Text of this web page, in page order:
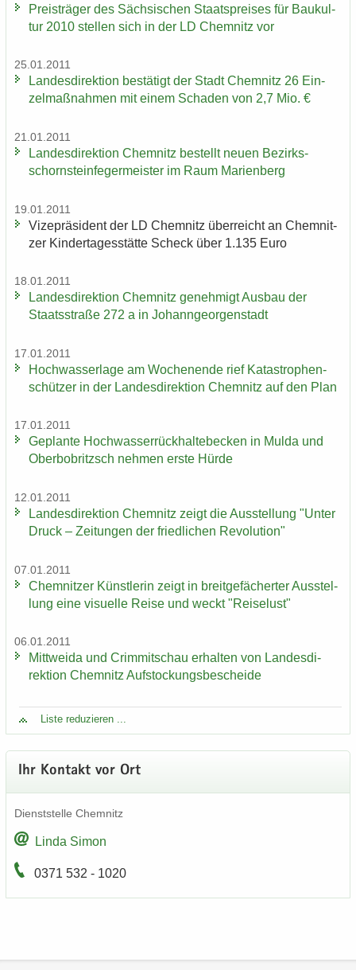
Preis­trä­ger des Säch­si­schen Staats­prei­ses für Bau­kul­
tur 2010 stel­len sich in der LD Chem­nitz vor
25.01.2011
Lan­des­di­rek­ti­on be­stä­tigt der Stadt Chem­nitz 26 Ein­
zel­maß­nah­men mit einem Scha­den von 2,7 Mio. €
21.01.2011
Lan­des­di­rek­ti­on Chem­nitz be­stellt neuen Be­zirks­
schorn­stein­fe­ger­meis­ter im Raum Ma­ri­en­berg
19.01.2011
Vi­ze­prä­si­dent der LD Chem­nitz über­reicht an Chem­nit­
zer Kin­der­ta­ges­stät­te Scheck über 1.135 Euro
18.01.2011
Lan­des­di­rek­ti­on Chem­nitz ge­neh­migt Aus­bau der
Staats­stra­ße 272 a in Jo­hann­ge­or­gen­stadt
17.01.2011
Hoch­was­ser­la­ge am Wo­chen­en­de rief Ka­ta­stro­phen­
schüt­zer in der Lan­des­di­rek­ti­on Chem­nitz auf den Plan
17.01.2011
Ge­plan­te Hoch­was­ser­rück­hal­te­be­cken in Mulda und
Ober­bobritzsch neh­men erste Hürde
12.01.2011
Lan­des­di­rek­ti­on Chem­nitz zeigt die Aus­stel­lung "Unter
Druck – Zei­tun­gen der fried­li­chen Re­vo­lu­ti­on"
07.01.2011
Chem­nit­zer Künst­le­rin zeigt in breit­ge­fä­cher­ter Aus­stel­
lung eine vi­su­el­le Reise und weckt "Rei­se­lust"
06.01.2011
Mitt­wei­da und Crim­mit­schau er­hal­ten von Lan­des­di­
rek­ti­on Chem­nitz Auf­sto­ckungs­be­schei­de
Liste re­du­zie­ren ...
Ihr Kon­takt vor Ort
Dienst­stel­le Chem­nitz
Linda Simon
0371 532 - 1020